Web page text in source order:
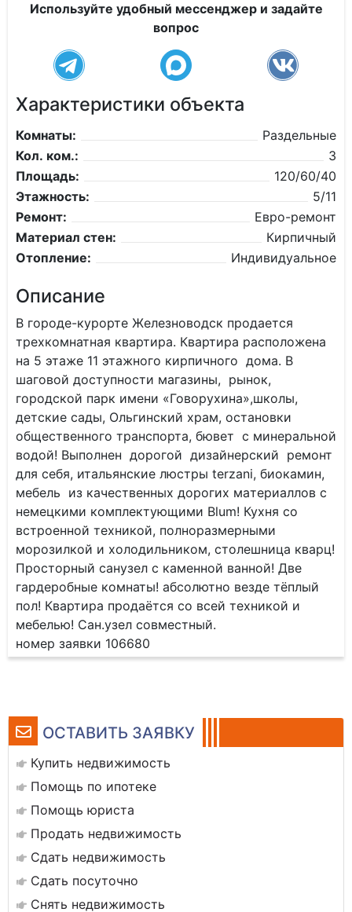
ОСТАВИТЬ ЗАЯВКУ
Купить недвижимость
Помощь по ипотеке
Помощь юриста
Продать недвижимость
Сдать недвижимость
Сдать посуточно
Снять недвижимость
Используйте удобный мессенджер и задайте
вопрос
Характеристики объекта
Комнаты:
Раздельные
Кол. ком.:
3
Площадь:
120/60/40
Этажность:
5/11
Ремонт:
Евро-ремонт
Материал стен:
Кирпичный
Отопление:
Индивидуальное
Описание
В городе-курорте Железноводск продается
трехкомнатная квартира. Квартира расположена
на 5 этаже 11 этажного кирпичного дома. В
шаговой доступности магазины, рынок,
городской парк имени «Говорухина»,школы,
детские сады, Ольгинский храм, остановки
общественного транспорта, бювет с минеральной
водой! Выполнен дорогой дизайнерский ремонт
для себя, итальянские люстры tеrzani, биoкaмин,
мебель из качественных дорогих мaтeриаллов с
немецкими комплектующими Вlum! Кухня со
встроенной техникой, полноразмерными
морозилкой и холодильником, столешница кварц!
Просторный санузел с каменной ванной! Две
гардеробные комнаты! абсолютно везде тёплый
пол! Квартира продаётся со всей техникой и
мебелью! Сан.узел совместный.
номер заявки 106680